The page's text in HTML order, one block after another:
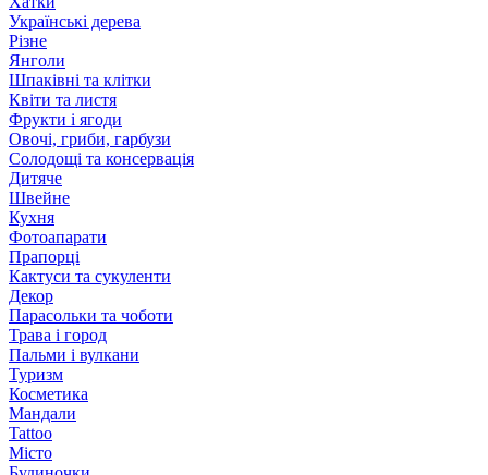
Українські дерева
Різне
Янголи
Шпаківні та клітки
Квіти та листя
Фрукти і ягоди
Овочі, гриби, гарбузи
Солодощі та консервація
Дитяче
Швейне
Кухня
Фотоапарати
Прапорці
Кактуси та сукуленти
Декор
Парасольки та чоботи
Трава і город
Пальми і вулкани
Туризм
Косметика
Мандали
Tattoo
Місто